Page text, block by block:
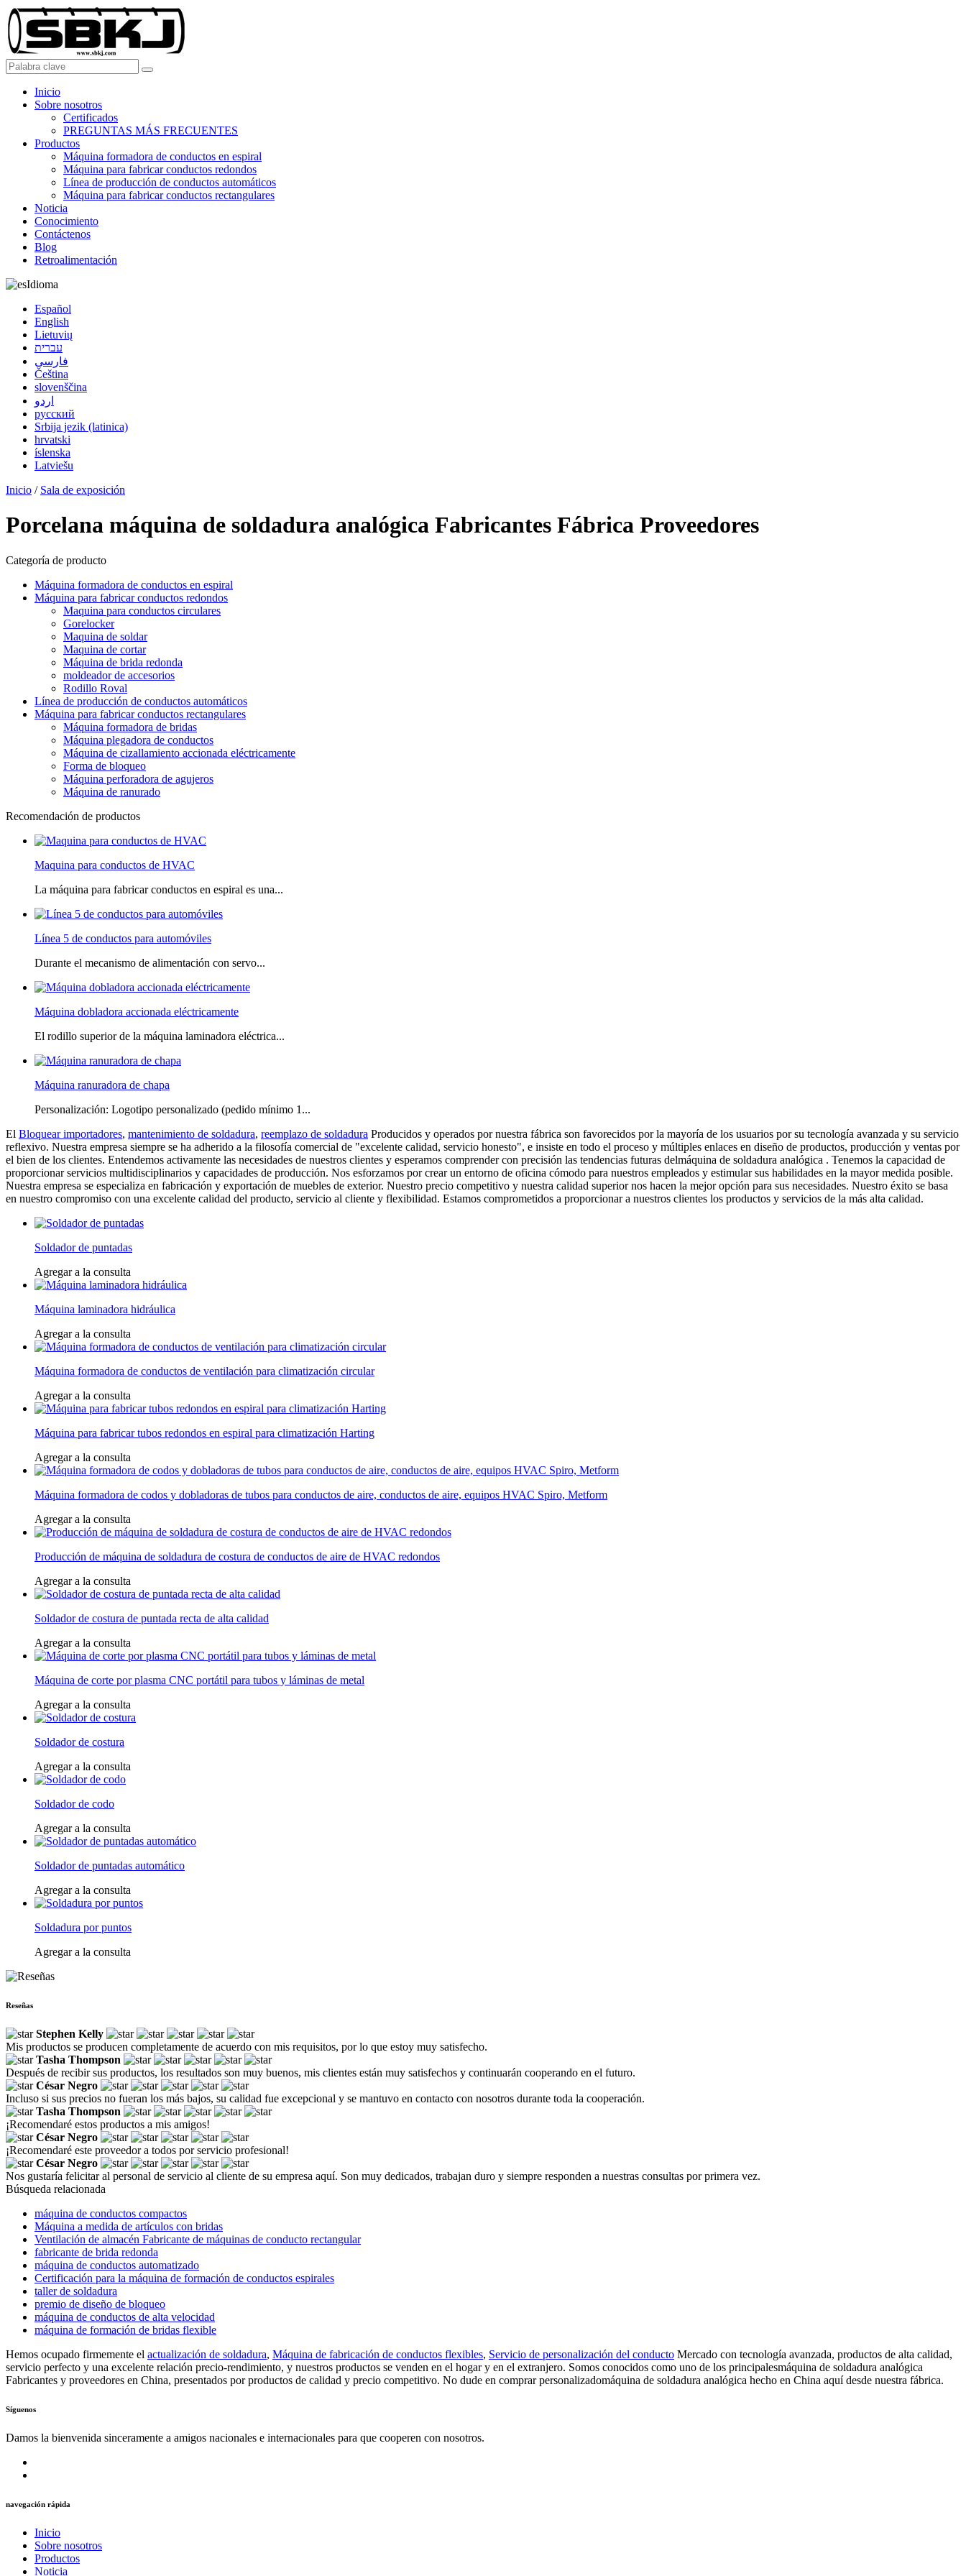
Inicio
Sobre nosotros
Certificados
PREGUNTAS MÁS FRECUENTES
Productos
Máquina formadora de conductos en espiral
Máquina para fabricar conductos redondos
Línea de producción de conductos automáticos
Máquina para fabricar conductos rectangulares
Noticia
Conocimiento
Contáctenos
Blog
Retroalimentación
Idioma
Español
English
Lietuvių
עברית
فارسی
Čeština
slovenščina
اردو
русский
Srbija jezik (latinica)
hrvatski
íslenska
Latviešu
Inicio / Sala de exposición
Porcelana máquina de soldadura analógica Fabricantes Fábrica Proveedores
Categoría de producto
Máquina formadora de conductos en espiral
Máquina para fabricar conductos redondos
Maquina para conductos circulares
Gorelocker
Maquina de soldar
Maquina de cortar
Máquina de brida redonda
moldeador de accesorios
Rodillo Roval
Línea de producción de conductos automáticos
Máquina para fabricar conductos rectangulares
Máquina formadora de bridas
Máquina plegadora de conductos
Máquina de cizallamiento accionada eléctricamente
Forma de bloqueo
Máquina perforadora de agujeros
Máquina de ranurado
Recomendación de productos
Maquina para conductos de HVAC
La máquina para fabricar conductos en espiral es una...
Línea 5 de conductos para automóviles
Durante el mecanismo de alimentación con servo...
Máquina dobladora accionada eléctricamente
El rodillo superior de la máquina laminadora eléctrica...
Máquina ranuradora de chapa
Personalización: Logotipo personalizado (pedido mínimo 1...
El Bloquear importadores, mantenimiento de soldadura, reemplazo de soldadura Producidos y operados por nuestra fábrica son favorecidos por la mayoría de los usuarios por su tecnología avanzada y su servicio
reflexivo. Nuestra empresa siempre se ha adherido a la filosofía comercial de "excelente calidad, servicio honesto", e insiste en todo el proceso y múltiples enlaces en diseño de productos, producción y ventas por
el bien de los clientes. Entendemos activamente las necesidades de nuestros clientes y esperamos comprender con precisión las tendencias futuras delmáquina de soldadura analógica . Tenemos la capacidad de
proporcionar servicios multidisciplinarios y capacidades de producción. Nos esforzamos por crear un entorno de oficina cómodo para nuestros empleados y estimular sus habilidades en la mayor medida posible.
Nuestra empresa se especializa en fabricación y exportación de muebles de exterior. Nuestro precio competitivo y nuestra calidad superior nos hacen la mejor opción para sus necesidades. Nuestro éxito se basa
en nuestro compromiso con una excelente calidad del producto, servicio al cliente y flexibilidad. Estamos comprometidos a proporcionar a nuestros clientes los productos y servicios de la más alta calidad.
Soldador de puntadas
Agregar a la consulta
Máquina laminadora hidráulica
Agregar a la consulta
Máquina formadora de conductos de ventilación para climatización circular
Agregar a la consulta
Máquina para fabricar tubos redondos en espiral para climatización Harting
Agregar a la consulta
Máquina formadora de codos y dobladoras de tubos para conductos de aire, conductos de aire, equipos HVAC Spiro, Metform
Agregar a la consulta
Producción de máquina de soldadura de costura de conductos de aire de HVAC redondos
Agregar a la consulta
Soldador de costura de puntada recta de alta calidad
Agregar a la consulta
Máquina de corte por plasma CNC portátil para tubos y láminas de metal
Agregar a la consulta
Soldador de costura
Agregar a la consulta
Soldador de codo
Agregar a la consulta
Soldador de puntadas automático
Agregar a la consulta
Soldadura por puntos
Agregar a la consulta
Reseñas
Stephen Kelly
Mis productos se producen completamente de acuerdo con mis requisitos, por lo que estoy muy satisfecho.
Tasha Thompson
Después de recibir sus productos, los resultados son muy buenos, mis clientes están muy satisfechos y continuarán cooperando en el futuro.
César Negro
Incluso si sus precios no fueran los más bajos, su calidad fue excepcional y se mantuvo en contacto con nosotros durante toda la cooperación.
Tasha Thompson
¡Recomendaré estos productos a mis amigos!
César Negro
¡Recomendaré este proveedor a todos por servicio profesional!
César Negro
Nos gustaría felicitar al personal de servicio al cliente de su empresa aquí. Son muy dedicados, trabajan duro y siempre responden a nuestras consultas por primera vez.
Búsqueda relacionada
máquina de conductos compactos
Máquina a medida de artículos con bridas
Ventilación de almacén Fabricante de máquinas de conducto rectangular
fabricante de brida redonda
máquina de conductos automatizado
Certificación para la máquina de formación de conductos espirales
taller de soldadura
premio de diseño de bloqueo
máquina de conductos de alta velocidad
máquina de formación de bridas flexible
Hemos ocupado firmemente el actualización de soldadura, Máquina de fabricación de conductos flexibles, Servicio de personalización del conducto Mercado con tecnología avanzada, productos de alta calidad,
servicio perfecto y una excelente relación precio-rendimiento, y nuestros productos se venden en el hogar y en el extranjero. Somos conocidos como uno de los principalesmáquina de soldadura analógica
Fabricantes y proveedores en China, presentados por productos de calidad y precio competitivo. No dude en comprar personalizadomáquina de soldadura analógica hecho en China aquí desde nuestra fábrica.
Síguenos
Damos la bienvenida sinceramente a amigos nacionales e internacionales para que cooperen con nosotros.
navegación rápida
Inicio
Sobre nosotros
Productos
Noticia